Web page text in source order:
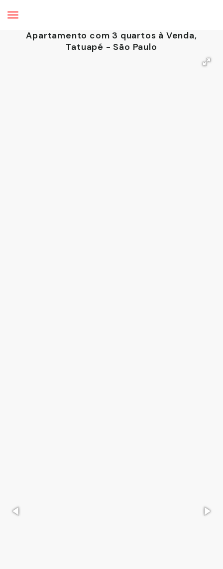
Apartamento com 3 quartos à Venda,
Tatuapé - São Paulo